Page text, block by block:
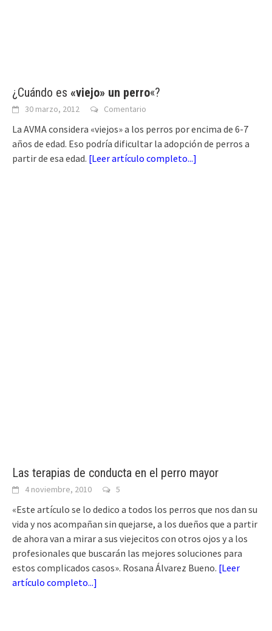
¿Cuándo es «viejo» un perro«?
30 marzo, 2012 Comentario
La AVMA considera «viejos» a los perros por encima de 6-7
años de edad. Eso podría dificultar la adopción de perros a
partir de esa edad. [Leer artículo completo...]
Las terapias de conducta en el perro mayor
4 noviembre, 2010 5
«Este artículo se lo dedico a todos los perros que nos dan su
vida y nos acompañan sin quejarse, a los dueños que a partir
de ahora van a mirar a sus viejecitos con otros ojos y a los
profesionales que buscarán las mejores soluciones para
estos complicados casos». Rosana Álvarez Bueno. [Leer
artículo completo...]